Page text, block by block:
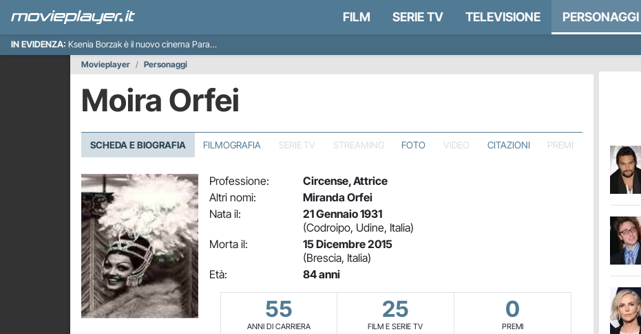
FILM SERIE TV TELEVISIONE PERSONAGGI
IN EVIDENZA: Ksenia Borzak è il nuovo cinema Paradiso italiano
Movieplayer
Personaggi
Moira Orfei
SCHEDA E BIOGRAFIA FILMOGRAFIA SERIE TV STREAMING FOTO VIDEO CITAZIONI PREMI
Professione:
Circense, Attrice
Altri nomi:
Miranda Orfei
Nata il:
21 Gennaio 1931
(Codroipo, Udine, Italia)
Morta il:
15 Dicembre 2015
(Brescia, Italia)
Età:
84 anni
55
ANNI DI CARRIERA
25
FILM E SERIE TV
0
PREMI